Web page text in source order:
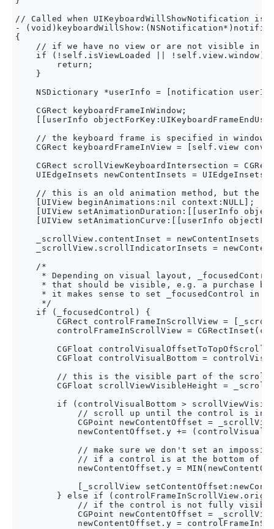
// Called when UIKeyboardWillShowNotification is
-
{
// if we have no view or are not visible in
if (!self.isViewLoaded || !self.view.window)
        return;
    }
NSDictionary *userInfo = [notification
    CGRect keyboardFrameInWindow;
[[userInfo
// the keyboard frame is specified in
CGRect keyboardFrameInView = [self.view
CGRect scrollViewKeyboardIntersection =
UIEdgeInsets newContentInsets =
// this is an old animation method, but the
    [UIView beginAnimations:nil context:NULL];
[UIView setAnimationDuration:[[userInfo
[UIView setAnimationCurve:[[userInfo
    _scrollView.contentInset = newContentInsets;
_scrollView.scrollIndicatorInsets =
    /*
* Depending on visual layout,
* that should be visible, e.g. a purchase
* it makes sense to set _focusedControl in
     */
    if (_focusedControl) {
CGRect controlFrameInScrollView =
controlFrameInScrollView =
CGFloat
CGFloat controlVisualBottom =
// this is the visible part of the
CGFloat scrollViewVisibleHeight =
if (controlVisualBottom >
// scroll up until the control is in
CGPoint newContentOffset =
newContentOffset.y +=
// make sure we don't set an
// if a control is at the bottom of
newContentOffset.y =
[_scrollView
} else if
// if the control is not fully
CGPoint newContentOffset =
newContentOffset.y =